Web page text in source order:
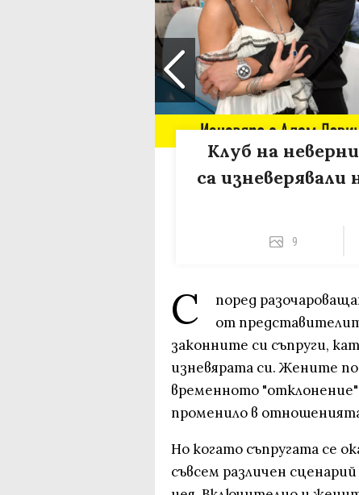
Клуб на
са
9
С
поред
от
законните си съпруги,
изневярата си. Жените
временното
променило в
Но когато съпругата се
съвсем различен